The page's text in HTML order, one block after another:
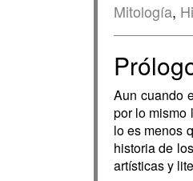
Mitología,
Aun cuando
por lo mismo
lo es menos
historia de
artísticas y